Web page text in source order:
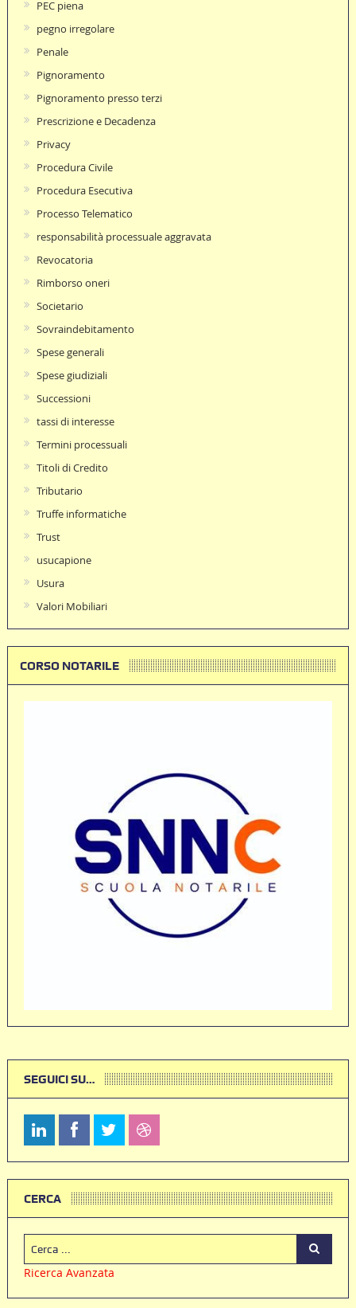
PEC piena
pegno irregolare
Penale
Pignoramento
Pignoramento presso terzi
Prescrizione e Decadenza
Privacy
Procedura Civile
Procedura Esecutiva
Processo Telematico
responsabilità processuale aggravata
Revocatoria
Rimborso oneri
Societario
Sovraindebitamento
Spese generali
Spese giudiziali
Successioni
tassi di interesse
Termini processuali
Titoli di Credito
Tributario
Truffe informatiche
Trust
usucapione
Usura
Valori Mobiliari
CORSO NOTARILE
SEGUICI SU…
CERCA
Ricerca Avanzata